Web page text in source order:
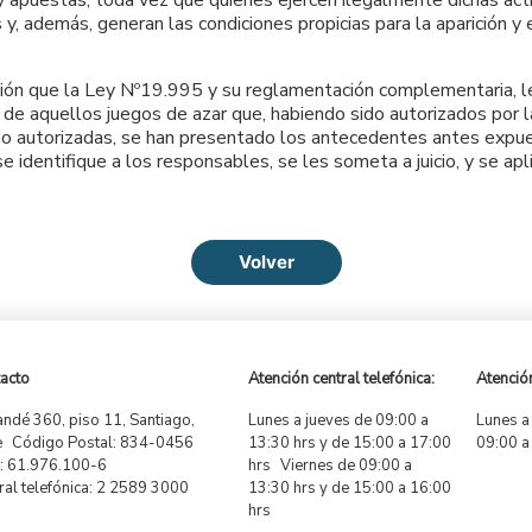
además, generan las condiciones propicias para la
que la Ley Nº19.995 y su reglamentación complementaria,
aquellos juegos de azar que, habiendo sido autorizados por
se han presentado los antecedentes antes
a los responsables, se les someta a juicio, y se
Volver
360, piso 11, Santiago,
Código Postal: 834-0456
61.976.100-6
telefónica: 2 2589 3000
Atención central telefónica:
Lunes a jueves de 09:00 a
13:30 hrs y de 15:00 a 17:00
hrs Viernes de 09:00 a
13:30 hrs y de 15:00 a 16:00
hrs
Lunes
09:00